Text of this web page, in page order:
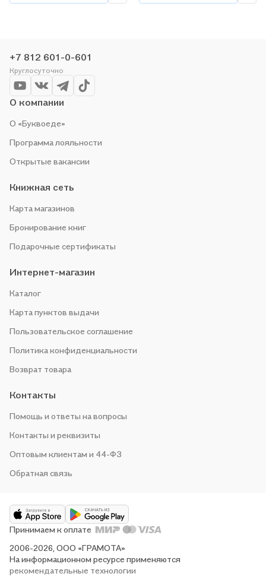
+7 812 601-0-601
Круглосуточно
О компании
О «Буквоеде»
Программа лояльности
Открытые вакансии
Книжная сеть
Карта магазинов
Бронирование книг
Подарочные сертификаты
Интернет-магазин
Каталог
Карта пунктов выдачи
Пользовательское соглашение
Политика конфиденциальности
Возврат товара
Контакты
Помощь и ответы на вопросы
Контакты и реквизиты
Оптовым клиентам и 44-ФЗ
Обратная связь
2006-2026, ООО «ГРАМОТА»
На информационном ресурсе применяются
рекомендательные технологии
Принимаем к оплате